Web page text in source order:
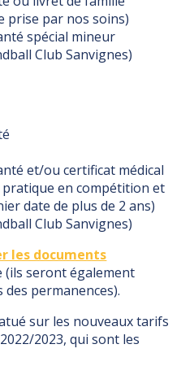
prise par nos soins)
spécial mineur
Club Sanvignes)
et/ou certificat médical
en compétition et
date de plus de 2 ans)
Club Sanvignes)
les documents
(ils seront également
permanences).
sur les nouveaux tarifs
2023, qui sont les